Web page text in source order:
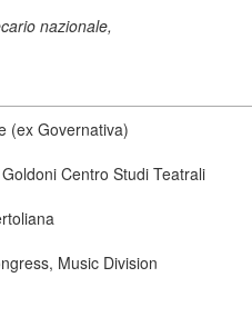
nazionale,
(ex Governativa)
Centro Studi Teatrali
Music Division